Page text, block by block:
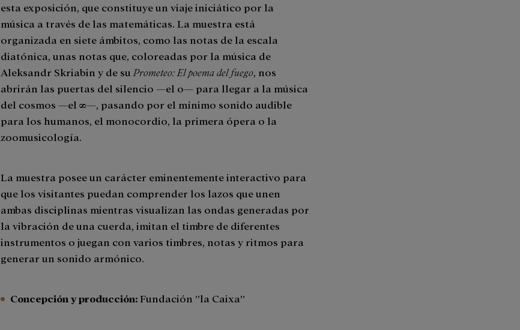
esta exposición, que constituye un viaje iniciático por la
música a través de las matemáticas. La muestra está
organizada en siete ámbitos, como las notas de la escala
diatónica, unas notas que, coloreadas por la música de
Aleksandr Skriabin y de su Prometeo: El poema del fuego, nos
abrirán las puertas del silencio —el 0— para llegar a la música
del cosmos —el ∞—, pasando por el mínimo sonido audible
para los humanos, el monocordio, la primera ópera o la
zoomusicología.
La muestra posee un carácter eminentemente interactivo para
que los visitantes puedan comprender los lazos que unen
ambas disciplinas mientras visualizan las ondas generadas por
la vibración de una cuerda, imitan el timbre de diferentes
instrumentos o juegan con varios timbres, notas y ritmos para
generar un sonido armónico.
Concepción y producción:Fundación ”la Caixa”